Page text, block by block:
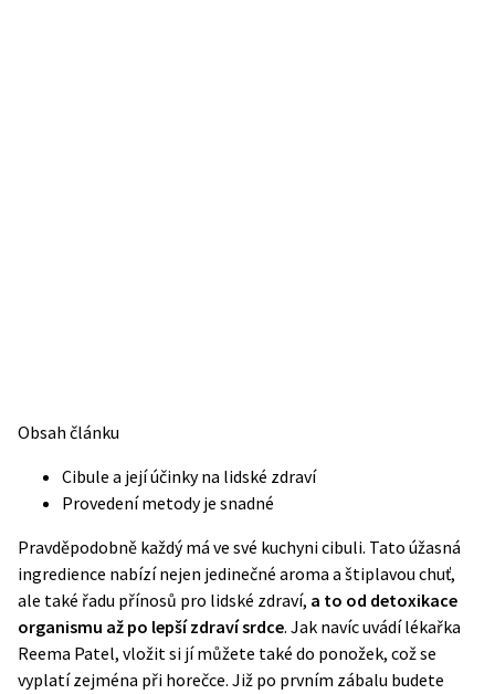
Obsah článku
Cibule a její účinky na lidské zdraví
Provedení metody je snadné
Pravděpodobně každý má ve své kuchyni cibuli. Tato úžasná
ingredience nabízí nejen jedinečné aroma a štiplavou chuť,
ale také řadu přínosů pro lidské zdraví, a to od detoxikace
organismu až po lepší zdraví srdce. Jak navíc uvádí lékařka
Reema Patel, vložit si jí můžete také do ponožek, což se
vyplatí zejména při horečce. Již po prvním zábalu budete